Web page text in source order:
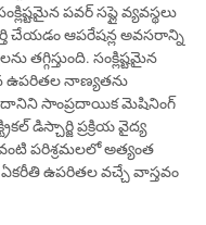
పవర్ సప్లై వ్యవస్థలు
చేయడం ఆపరేషన్ల అవసరాన్ని
తగ్గిస్తుంది. సంక్లిష్టమైన
నాణ్యతను
సాంప్రదాయిక మెషినింగ్
డిస్చార్జి ప్రక్రియ వైద్య
పరిశ్రమలలో అత్యంత
ఉపరితల వచ్చే వాస్తవం